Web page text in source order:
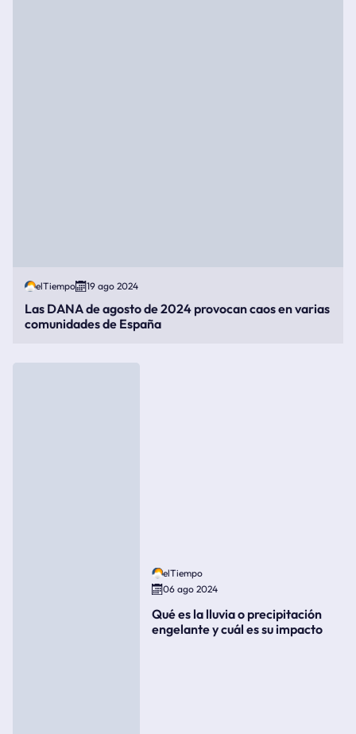
elTiempo 19 ago 2024
Las DANA de agosto de 2024 provocan caos en varias
comunidades de España
elTiempo
06 ago 2024
Qué es la lluvia o precipitación
engelante y cuál es su impacto